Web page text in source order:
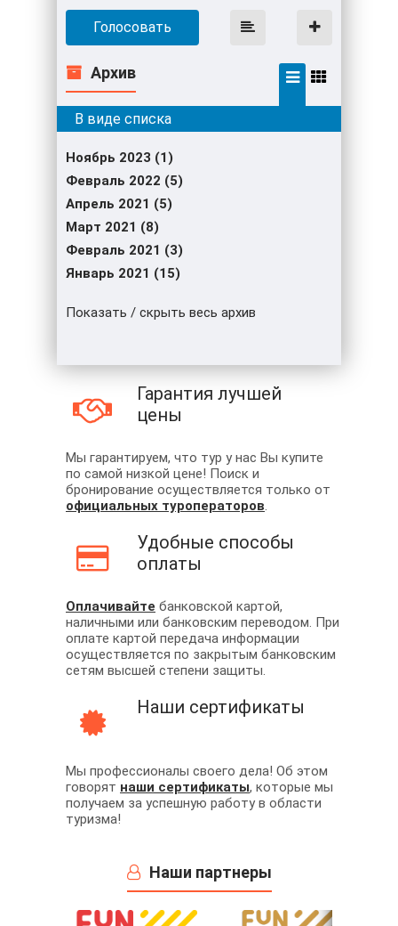
Голосовать
Архив
Ноябрь 2023 (1)
Февраль 2022 (5)
Апрель 2021 (5)
Март 2021 (8)
Февраль 2021 (3)
Январь 2021 (15)
Показать / скрыть весь архив
Гарантия лучшей
цены
Мы гарантируем, что тур у нас Вы купите
по самой низкой цене! Поиск и
бронирование осуществляется только от
официальных туроператоров.
Удобные способы
оплаты
Оплачивайте банковской картой,
наличными или банковским переводом. При
оплате картой передача информации
осуществляется по закрытым банковским
сетям высшей степени защиты.
Наши сертификаты
Мы профессионалы своего дела! Об этом
говорят наши сертификаты, которые мы
получаем за успешную работу в области
туризма!
Наши партнеры